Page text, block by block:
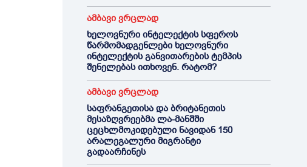
ამბავი ვრცლად
ხელოვნური ინტელექტის სფეროს
წარმომადგენლები ხელოვნური
ინტელექტის განვითარების ტემპის
შენელებას ითხოვენ. რატომ?
ამბავი ვრცლად
საფრანგეთისა და ბრიტანეთის
მესაზღვრეებმა ლა-მანშში
ცეცხლმოკიდებული ნავიდან 150
არალეგალური მიგრანტი
გადაარჩინეს